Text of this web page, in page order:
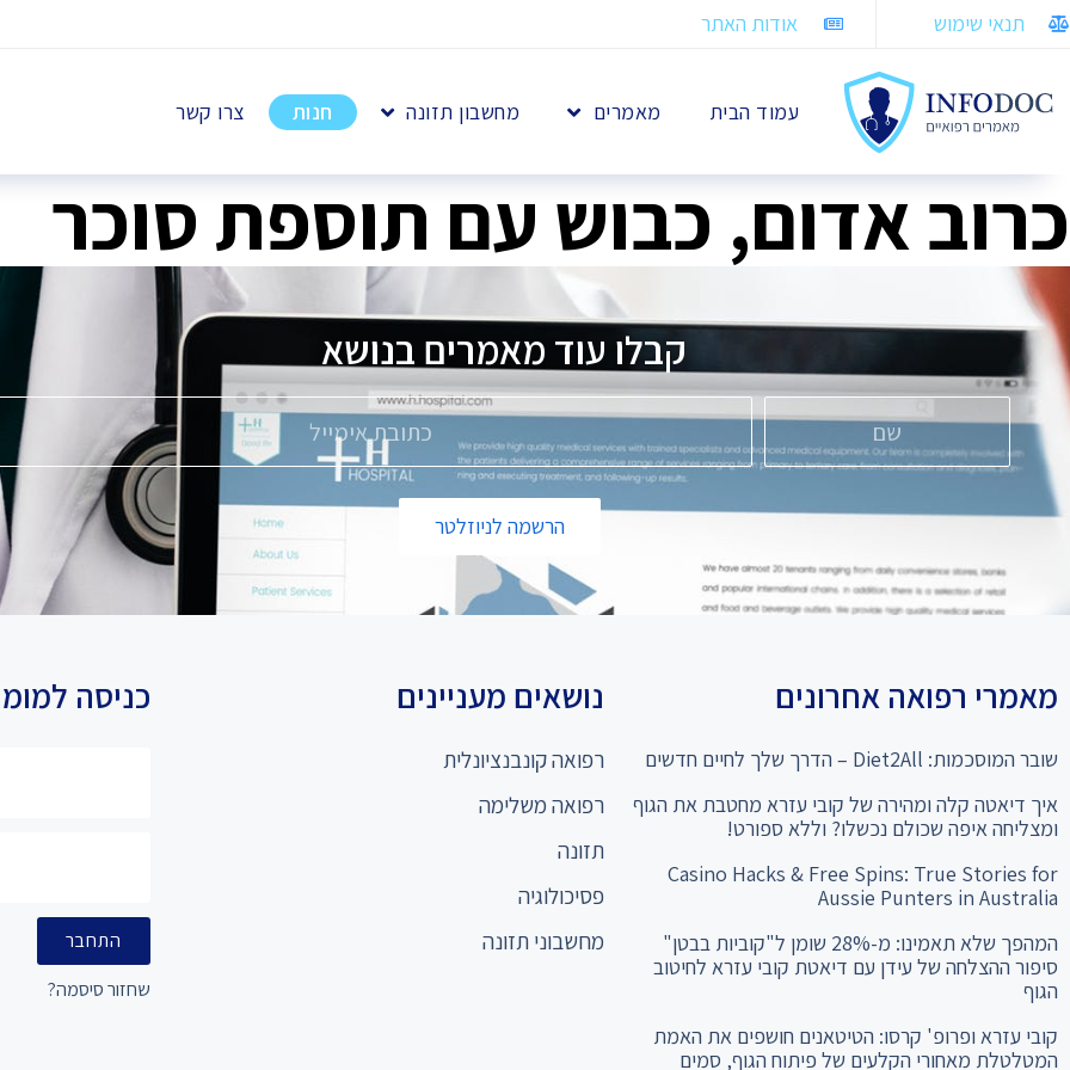
תנאי שימוש אודות האתר
עמוד הבית מאמרים מחשבון תזונה חנות צרו קשר
כרוב אדום, כבוש עם תוספת סוכר
קבלו עוד מאמרים בנושאפ
הרשמה לניוזלטר
מאמרי רפואה אחרונים
שובר המוסכמות: Diet2All – הדרך שלך לחיים חדשים
איך דיאטה קלה ומהירה של קובי עזרא מחטבת את הגוף
ומצליחה איפה שכולם נכשלו? וללא ספורט!
Casino Hacks & Free Spins: True Stories for
Aussie Punters in Australia
המהפך שלא תאמינו: מ-28% שומן ל"קוביות בבטן"
סיפור ההצלחה של עידן עם דיאטת קובי עזרא לחיטוב
הגוף
קובי עזרא ופרופ' קרסו: הטיטאנים חושפים את האמת
המטלטלת מאחורי הקלעים של פיתוח הגוף, סמים
נושאים מעניינים
רפואה קונבנציונלית
רפואה משלימה
תזונה
פסיכולוגיה
מחשבוני תזונה
כניסה
התחבר
שחזור סיסמה?